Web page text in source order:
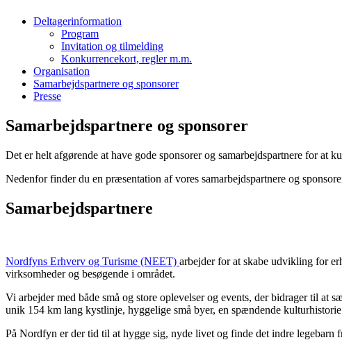
Deltagerinformation
Program
Invitation og tilmelding
Konkurrencekort, regler m.m.
Organisation
Samarbejdspartnere og sponsorer
Presse
Samarbejdspartnere og sponsorer
Det er helt afgørende at have gode sponsorer og samarbejdspartnere for at
Nedenfor finder du en præsentation af vores samarbejdspartnere og
Samarbejdspartnere
Nordfyns Erhverv og Turisme (NEET) arbejder for at skabe udvikling for
virksomheder og besøgende i området.
Vi arbejder med både små og store oplevelser og events, der bidrager til
unik 154 km lang kystlinje, hyggelige små byer, en spændende
På Nordfyn er der tid til at hygge sig, nyde livet og finde det indre legebarn